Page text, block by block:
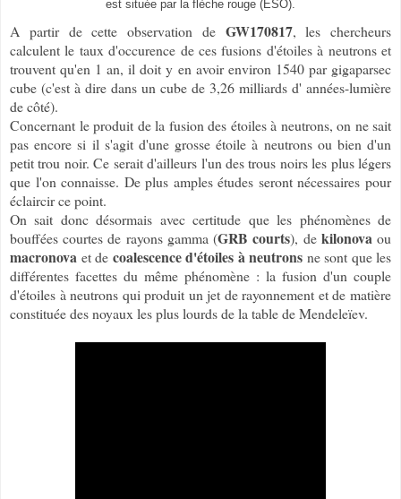
est située par la flèche rouge (ESO).
A partir de cette observation de GW170817, les chercheurs
calculent le taux d'occurence de ces fusions d'étoiles à neutrons et
trouvent qu'en 1 an, il doit y en avoir environ 1540 par gigaparsec
cube (c'est à dire dans un cube de 3,26 milliards d' années-lumière
de côté).
Concernant le produit de la fusion des étoiles à neutrons, on ne sait
pas encore si il s'agit d'une grosse étoile à neutrons ou bien d'un
petit trou noir. Ce serait d'ailleurs l'un des trous noirs les plus légers
que l'on connaisse. De plus amples études seront nécessaires pour
éclaircir ce point.
On sait donc désormais avec certitude que les phénomènes de
bouffées courtes de rayons gamma (GRB courts), de kilonova ou
macronova et de coalescence d'étoiles à neutrons ne sont que les
différentes facettes du même phénomène : la fusion d'un couple
d'étoiles à neutrons qui produit un jet de rayonnement et de matière
constituée des noyaux les plus lourds de la table de Mendeleïev.